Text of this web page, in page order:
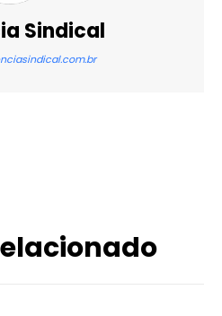
Sindical